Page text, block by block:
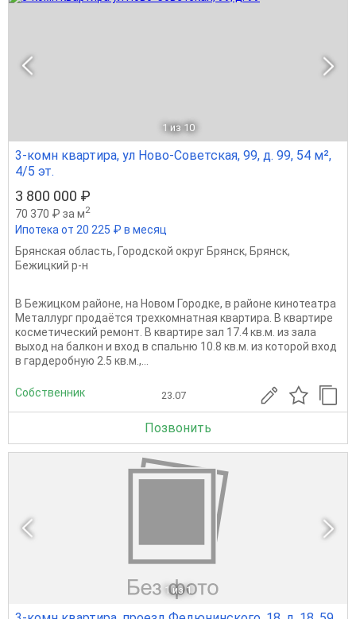
1 из 10
3-комн квартира, ул Ново-Советская, 99, д. 99, 54 м²,
4/5 эт.
3 800 000 ₽
70 370 ₽ за м2
Ипотека от 20 225 ₽ в месяц
Брянская область, Городской округ Брянск, Брянск,
Бежицкий р-н
В Бежицком районе, на Новом Городке, в районе кинотеатра
Металлург продаётся трехкомнатная квартира. В квартире
косметический ремонт. В квартире зал 17.4 кв.м. из зала
выход на балкон и вход в спальню 10.8 кв.м. из которой вход
в гардеробную 2.5 кв.м.,...
Собственник 23.07
Позвонить
1 из 1